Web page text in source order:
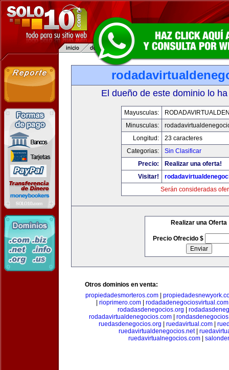
El dueño de este dominio lo
Mayusculas:
Minusculas:
Longitud:
23 caracteres
Categorias:
Sin Clasificar
Precio:
Realizar una oferta!
Visitar!
Serán consideradas
Realizar una Oferta
Precio Ofrecido $
Otros dominios en venta:
propiedadesmorteros.com
rioprimero.com| rodadadenegociosvirtual.com
rodadasdenegocios.org
rodadavirtualdenegocios.com|
ruedasdenegocios.org
ruedavirtual.com|
ruedavirtualdenegocios.net|
ruedavirtualnegocios.com